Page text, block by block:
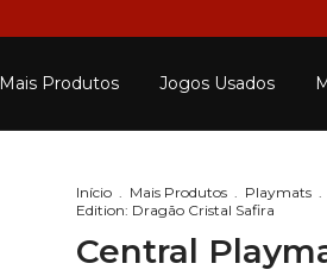
Mais Produtos Jogos Usados
Início . Mais Produtos . Playmats .
Edition: Dragão Cristal Safira
Central